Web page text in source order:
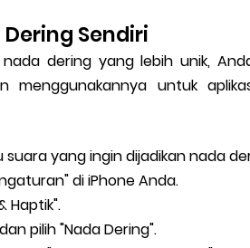
Sendiri
nada dering yang lebih unik,
menggunakannya untuk
yang ingin dijadikan nada
di iPhone Anda.
Haptik".
pilih "Nada Dering".